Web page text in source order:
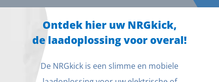
Ontdek hier uw NRGkick,
de laadoplossing voor overal!
De NRGkick is een slimme en mobiele